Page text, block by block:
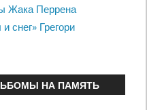
Жака Перрена
снег» Грегори
НА ПАМЯТЬ